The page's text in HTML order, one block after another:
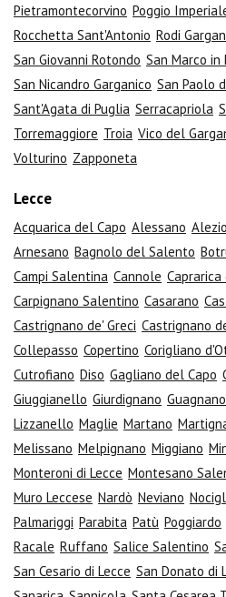
Pietramontecorvino Poggio
Rocchetta Sant'Antonio Rodi
San Giovanni Rotondo San Marco in
San Nicandro Garganico San Paolo
Sant'Agata di Puglia Serracapriola
Torremaggiore Troia Vico del
Volturino Zapponeta
Lecce
Acquarica del Capo Alessano Alezio
Arnesano Bagnolo del Salento
Campi Salentina Cannole Caprarica
Carpignano Salentino Casarano
Castrignano de' Greci Castrignano
Collepasso Copertino Corigliano
Cutrofiano Diso Gagliano del Capo
Giuggianello Giurdignano Guagnano
Lizzanello Maglie Martano
Melissano Melpignano Miggiano
Monteroni di Lecce Montesano
Muro Leccese Nardò Neviano
Palmariggi Parabita Patù Poggiardo
Racale Ruffano Salice Salentino
San Cesario di Lecce San Donato di